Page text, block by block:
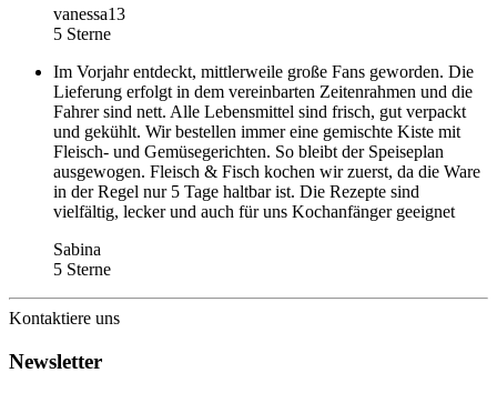
vanessa13
5 Sterne
Im Vorjahr entdeckt, mittlerweile große Fans geworden. Die
Lieferung erfolgt in dem vereinbarten Zeitenrahmen und die
Fahrer sind nett. Alle Lebensmittel sind frisch, gut verpackt
und gekühlt. Wir bestellen immer eine gemischte Kiste mit
Fleisch- und Gemüsegerichten. So bleibt der Speiseplan
ausgewogen. Fleisch & Fisch kochen wir zuerst, da die Ware
in der Regel nur 5 Tage haltbar ist. Die Rezepte sind
vielfältig, lecker und auch für uns Kochanfänger geeignet
Sabina
5 Sterne
Kontaktiere uns
Newsletter